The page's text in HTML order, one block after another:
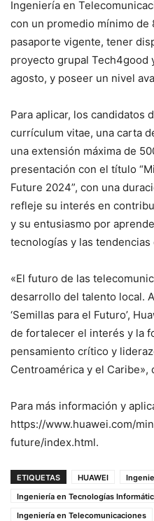
Ingeniería en
con un promedio mínimo de
pasaporte vigente, tener
proyecto grupal Tech4good
agosto, y poseer un nivel
Para aplicar, los candidatos
currículum vitae, una carta
una extensión máxima de
presentación con el título
Future 2024”, con una
refleje su interés en
y su entusiasmo por
tecnologías y las tendencias
«El futuro de las
desarrollo del talento local.
‘Semillas para el Futuro’,
de fortalecer el interés y la
pensamiento crítico y
Centroamérica y el Caribe»,
Para más información y
https://www.huawei.com/
future/index.html.
ETIQUETAS HUAWEI
Ingeniería en Tecnologías
Ingeniería en Telecomunicaciones